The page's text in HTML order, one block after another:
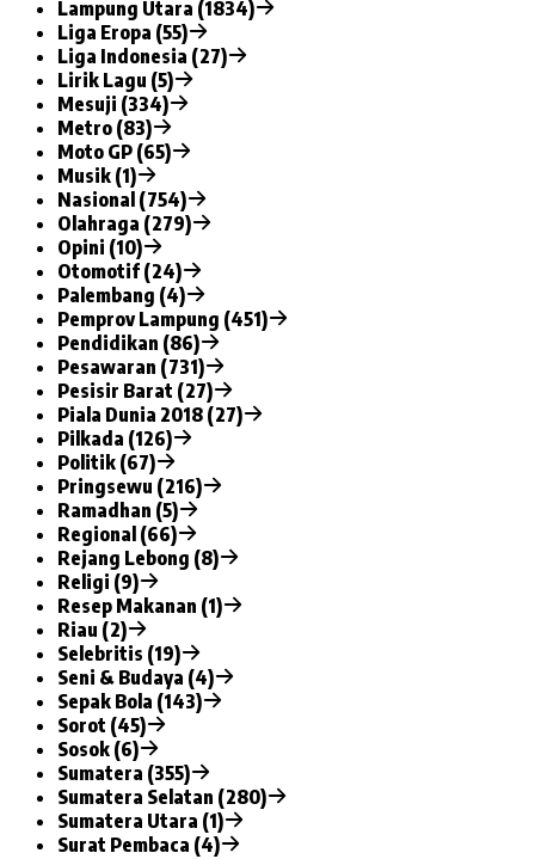
Lampung Utara (1834)
Liga Eropa (55)
Liga Indonesia (27)
Lirik Lagu (5)
Mesuji (334)
Metro (83)
Moto GP (65)
Musik (1)
Nasional (754)
Olahraga (279)
Opini (10)
Otomotif (24)
Palembang (4)
Pemprov Lampung (451)
Pendidikan (86)
Pesawaran (731)
Pesisir Barat (27)
Piala Dunia 2018 (27)
Pilkada (126)
Politik (67)
Pringsewu (216)
Ramadhan (5)
Regional (66)
Rejang Lebong (8)
Religi (9)
Resep Makanan (1)
Riau (2)
Selebritis (19)
Seni & Budaya (4)
Sepak Bola (143)
Sorot (45)
Sosok (6)
Sumatera (355)
Sumatera Selatan (280)
Sumatera Utara (1)
Surat Pembaca (4)